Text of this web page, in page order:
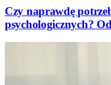
Czy naprawdę
psychologicznych?